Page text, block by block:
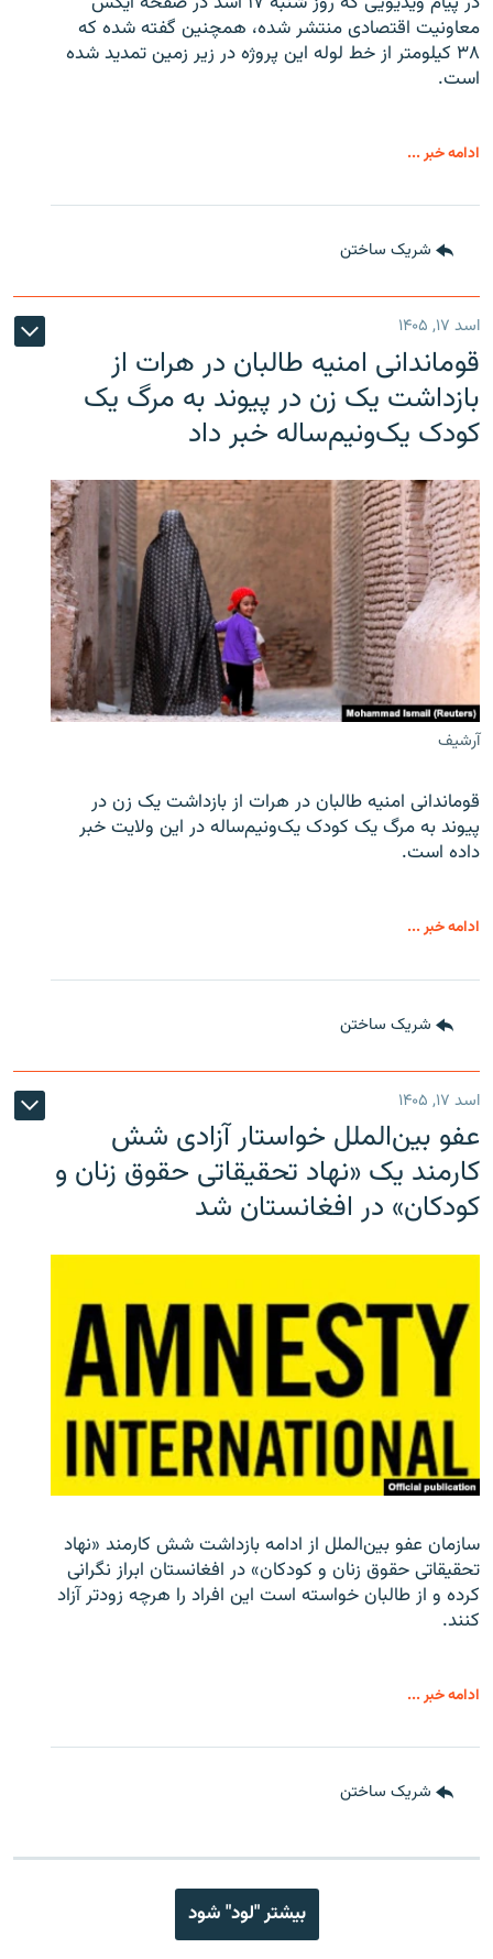
معاونیت اقتصادی منتشر شده، همچنین گفته شده که
۳۸ کیلومتر از خط لوله این پروژه در زیر زمین تمدید شده
است.
ادامه خبر ...
شریک ساختن
اسد ۱۷, ۱۴۰۵
قوماندانی امنیه طالبان در هرات از
بازداشت یک زن در پیوند به مرگ یک
کودک یک‌ونیم‌ساله خبر داد
آرشیف
قوماندانی امنیه طالبان در هرات از بازداشت یک زن در
پیوند به مرگ یک کودک یک‌ونیم‌ساله در این ولایت خبر
داده است.
ادامه خبر ...
شریک ساختن
اسد ۱۷, ۱۴۰۵
عفو بین‌الملل خواستار آزادی شش
کارمند یک «نهاد تحقیقاتی حقوق زنان و
کودکان» در افغانستان شد
سازمان عفو بین‌الملل از ادامه بازداشت شش کارمند «نهاد
تحقیقاتی حقوق زنان و کودکان» در افغانستان ابراز نگرانی
کرده و از طالبان خواسته است این افراد را هرچه زودتر آزاد
کنند.
ادامه خبر ...
شریک ساختن
بیشتر "لود" شود